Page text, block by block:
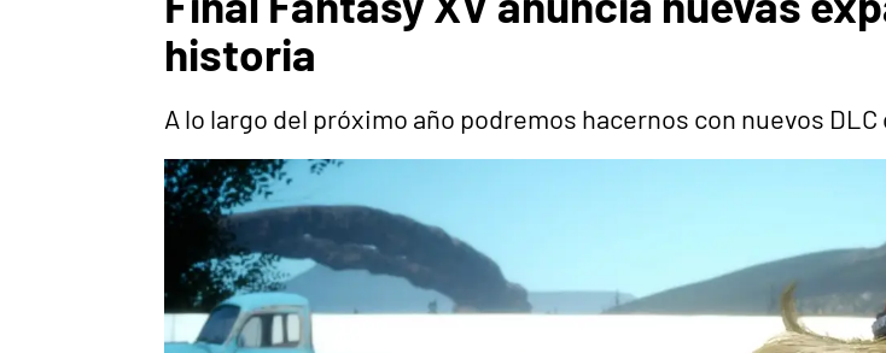
historia
A lo largo del próximo año podremos hacernos con nuevos